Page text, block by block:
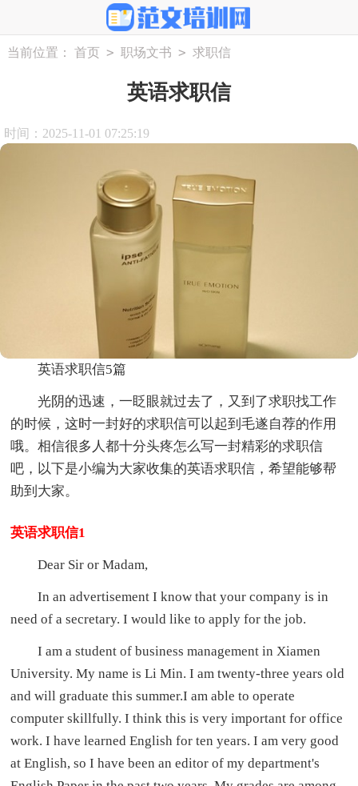
当前位置： 首页 > 职场文书 > 求职信
英语求职信
时间：2025-11-01 07:25:19
英语求职信5篇
光阴的迅速，一眨眼就过去了，又到了求职找工作
的时候，这时一封好的求职信可以起到毛遂自荐的作用
哦。相信很多人都十分头疼怎么写一封精彩的求职信
吧，以下是小编为大家收集的英语求职信，希望能够帮
助到大家。
英语求职信1
Dear Sir or Madam,
In an advertisement I know that your company is in
need of a secretary. I would like to apply for the job.
I am a student of business management in Xiamen
University. My name is Li Min. I am twenty-three years old
and will graduate this summer.I am able to operate
computer skillfully. I think this is very important for office
work. I have learned English for ten years. I am very good
at English, so I have been an editor of my department's